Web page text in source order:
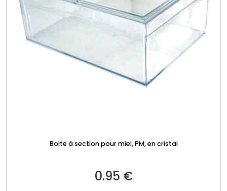
Boite à section pour miel, PM, en cristal
0.95 €